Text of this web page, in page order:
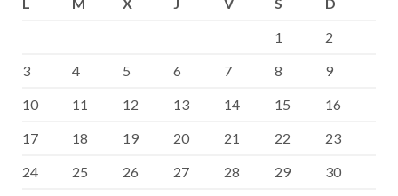
1
2
3
4 5 6 7 8
9
10
11 12 13 14 15
16
17
18 19 20 21 22
23
24
25 26 27 28 29
30